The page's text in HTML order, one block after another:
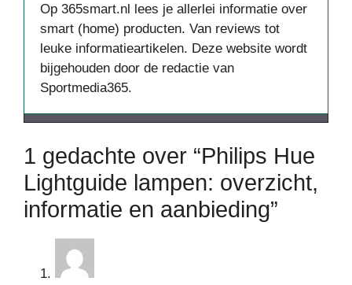
Op 365smart.nl lees je allerlei informatie over
smart (home) producten. Van reviews tot
leuke informatieartikelen. Deze website wordt
bijgehouden door de redactie van
Sportmedia365.
1 gedachte over “Philips Hue
Lightguide lampen: overzicht,
informatie en aanbieding”